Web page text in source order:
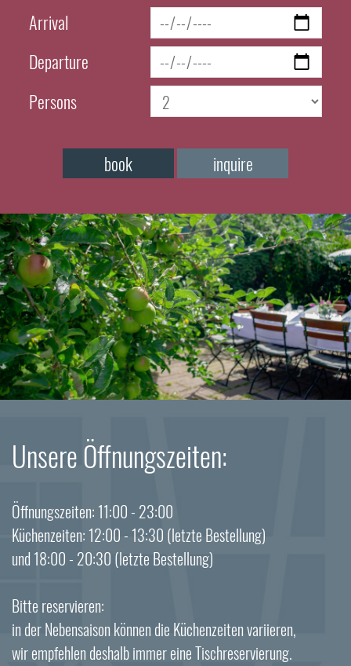
Arrival
Departure
Persons
book inquire
Unsere Öffnungszeiten:
Öffnungszeiten: 11:00 - 23:00
Küchenzeiten: 12:00 - 13:30 (letzte Bestellung)
und 18:00 - 20:30 (letzte Bestellung)
Bitte reservieren:
in der Nebensaison können die Küchenzeiten variieren,
wir empfehlen deshalb immer eine Tischreservierung.